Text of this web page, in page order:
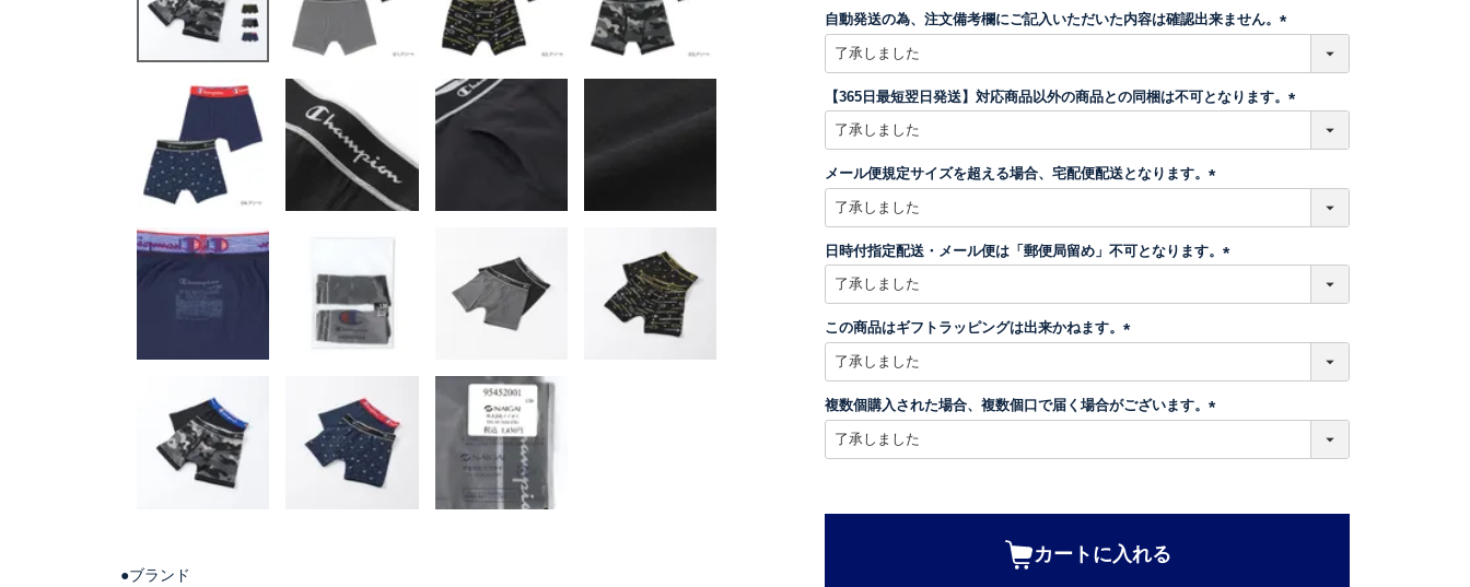
●ブランド
須
)
自動発送の為、注文備考欄にご記入いただいた内容は確認出来ません。
)
【365日最短翌日発送】対応商品以外の商品との同梱は不可となります。
)
メール便規定サイズを超える場合、宅配便配送となります。
)
日時付指定配送・メール便は「郵便局留め」不可となります。
)
この商品はギフトラッピングは出来かねます。
須
)
複数個購入された場合、複数個口で届く場合がございます。
カートに入れる